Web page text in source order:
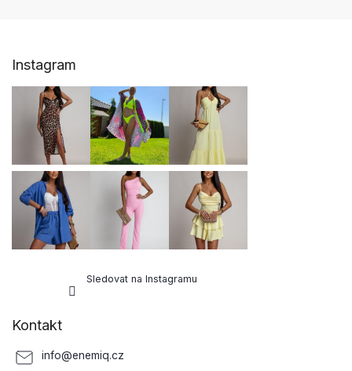
Instagram
Sledovat na Instagramu
Kontakt
info@enemiq.cz